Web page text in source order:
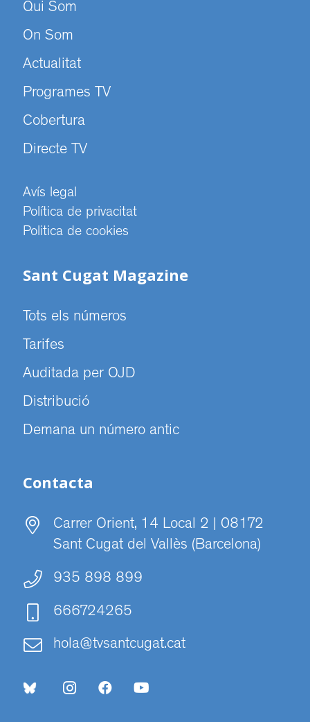
Qui Som
On Som
Actualitat
Programes TV
Cobertura
Directe TV
Avís legal
Política de privacitat
Politica de cookies
Sant Cugat Magazine
Tots els números
Tarifes
Auditada per OJD
Distribució
Demana un número antic
Contacta
Carrer Orient, 14 Local 2 | 08172
Sant Cugat del Vallès (Barcelona)
935 898 899
666724265
hola@tvsantcugat.cat